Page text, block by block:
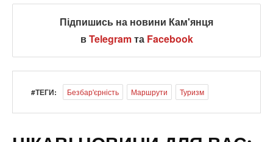
Підпишись на новини Кам'янця
вTelegramта Facebook
#ТЕГИ: Безбар'єрність Маршрути Туризм